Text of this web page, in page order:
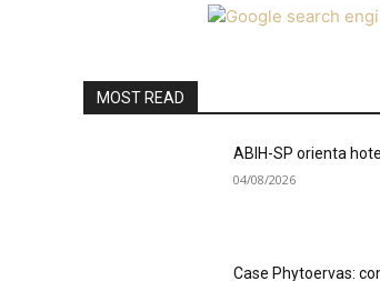
MOST READ
ABIH-SP orienta
04/08/2026
Case Phytoervas: